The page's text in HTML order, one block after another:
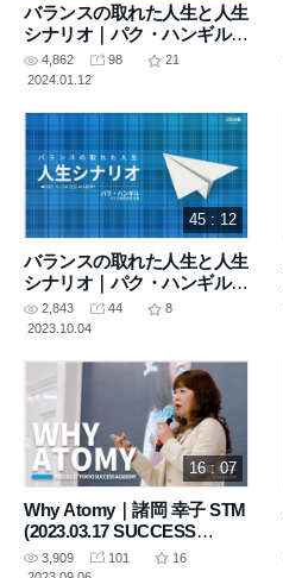
バランスの取れた人生と人生
シナリオ｜パク・ハンギル
会長 (2022.02｜SUCCESS
ACADEMY)
4,862 98
21
2024.01.12
45 : 12
バランスの取れた人生と人生
シナリオ｜パク・ハンギル
会長 (2021.12｜SUCCESS
ACADEMY)
2,843 44
8
2023.10.04
16 : 07
Why Atomy｜諸岡 幸子 STM
(2023.03.17 SUCCESS
ACADEMY)
3,909 101
16